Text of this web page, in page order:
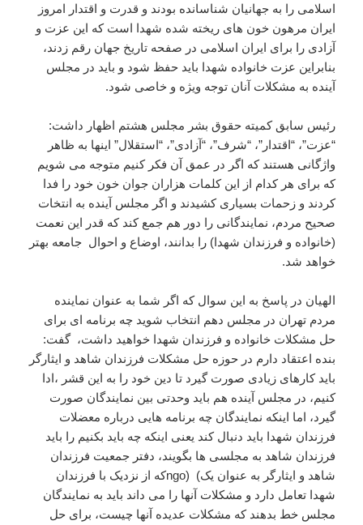
اسلامی را به جهانیان شناسانده بودند و قدرت و اقتدار امروز
ایران مرهون خون های ریخته شده شهدا است که این عزت و
آزادی را برای ایران اسلامی در صفحه تاریخ جهان رقم زدند،
بنابراین عزت خانواده شهدا باید حفظ شود و باید در مجلس
آینده به مشکلات آنان توجه ویژه و خاصی شود.
رئیس سابق کمیته حقوق بشر مجلس هشتم اظهار داشت:
“عزت”، “اقتدار”، “شرف”، “آزادی”، “استقلال” اینها به ظاهر
واژگانی هستند که اگر در عمق آن فکر کنیم متوجه می شویم
که برای هر کدام از این کلمات هزاران جوان خون خود را فدا
کردند و زحمات بسیاری کشیدند و اگر مجلس آینده به انتخات
صحیح مردم، نمایندگانی را دور هم جمع کند که قدر این نعمت
(خانواده و فرزندان شهدا) را بدانند، اوضاع و احوال جامعه بهتر
خواهد شد.
الهیان در پاسخ به این سوال که اگر شما به عنوان نماینده
مردم تهران در مجلس دهم انتخاب شوید چه برنامه ای برای
حل مشکلات خانواده و فرزندان شهدا خواهید داشت، گفت:
بنده اعتقاد دارم در حوزه حل مشکلات فرزندان شاهد و ایثارگر
باید کارهای زیادی صورت گیرد تا دین خود را به این قشر ،ادا
کنیم، در مجلس آینده هم باید وحدتی بین نمایندگان صورت
گیرد، اما اینکه نمایندگان چه برنامه هایی درباره معضلات
فرزندان شهدا باید دنبال کند یعنی اینکه چه باید بکنیم را باید
فرزندان شاهد به مجلسی ها بگویند، دفتر جمعیت فرزندان
شاهد و ایثارگر به عنوان یک(
ngo)که از نزدیک با فرزندان
شهدا تعامل دارد و مشکلات آنها را می داند باید به نمایندگان
مجلس خط بدهند که مشکلات عدیده آنها چیست، برای حل